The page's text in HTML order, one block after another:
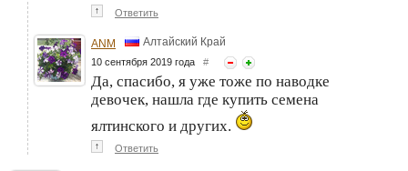
↑ Ответить
ANM Алтайский Край
10 сентября 2019 года #
Да, спасибо, я уже тоже по наводке
девочек, нашла где купить семена
ялтинского и других.
↑ Ответить